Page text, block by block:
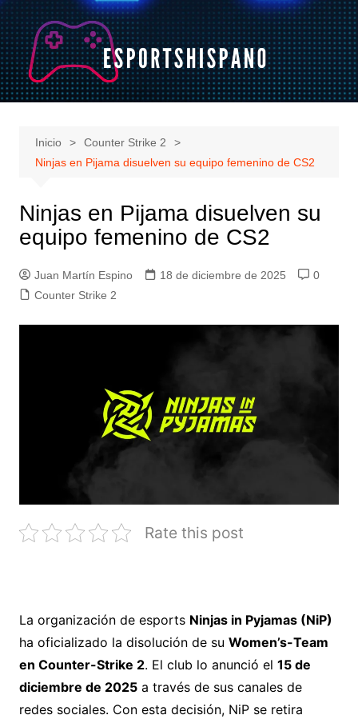
Saltar
al
contenido
Inicio
Counter Strike 2
Ninjas en Pijama disuelven su equipo femenino de CS2
Ninjas en Pijama disuelven su
equipo femenino de CS2
Juan Martín Espino 18 de diciembre de 2025
0
Counter Strike 2
Rate this post
La organización de esports Ninjas in Pyjamas (NiP)
ha oficializado la disolución de su Women’s-Team
en Counter-Strike 2. El club lo anunció el 15 de
diciembre de 2025a través de sus canales de
redes sociales. Con esta decisión, NiP se retira